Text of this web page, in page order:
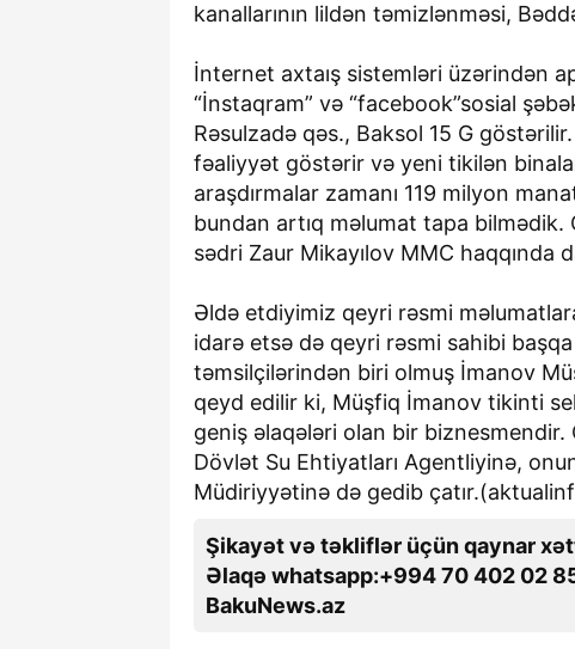
kanallarının lildən təmizlənməsi,
İnternet axtaış sistemləri üzərindən
“İnstaqram” və “facebook”sosial
Rəsulzadə qəs., Baksol 15 G
fəaliyyət göstərir və yeni tikilən
araşdırmalar zamanı 119 milyon
bundan artıq məlumat tapa bilmədik.
sədri Zaur Mikayılov MMC haqqında
Əldə etdiyimiz qeyri rəsmi
idarə etsə də qeyri rəsmi sahibi
təmsilçilərindən biri olmuş İmanov
qeyd edilir ki, Müşfiq İmanov tikinti
geniş əlaqələri olan bir
Dövlət Su Ehtiyatları Agentliyinə,
Müdiriyyətinə də gedib
Şikayət və təkliflər üçün qaynar
Əlaqə whatsapp:+994 70 402 02
BakuNews.az